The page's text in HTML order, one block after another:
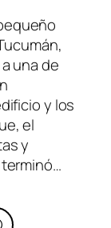
una de
y los
el
y